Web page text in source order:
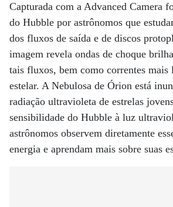
Capturada com a Advanced Camera
do Hubble por astrônomos que
dos fluxos de saída e de discos
imagem revela ondas de choque
tais fluxos, bem como correntes mais
estelar. A Nebulosa de Órion está
radiação ultravioleta de estrelas
sensibilidade do Hubble à luz
astrônomos observem diretamente
energia e aprendam mais sobre suas